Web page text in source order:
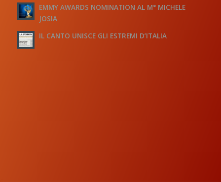
EMMY AWARDS NOMINATION AL M° MICHELE
JOSIA
IL CANTO UNISCE GLI ESTREMI D’ITALIA